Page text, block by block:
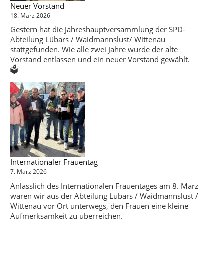
Neuer Vorstand
18. März 2026
Gestern hat die Jahreshauptversammlung der SPD-
Abteilung Lübars / Waidmannslust/ Wittenau
stattgefunden. Wie alle zwei Jahre wurde der alte
Vorstand entlassen und ein neuer Vorstand gewählt.
🗳️
Internationaler Frauentag
7. März 2026
Anlässlich des Internationalen Frauentages am 8. März
waren wir aus der Abteilung Lübars / Waidmannslust /
Wittenau vor Ort unterwegs, den Frauen eine kleine
Aufmerksamkeit zu überreichen.